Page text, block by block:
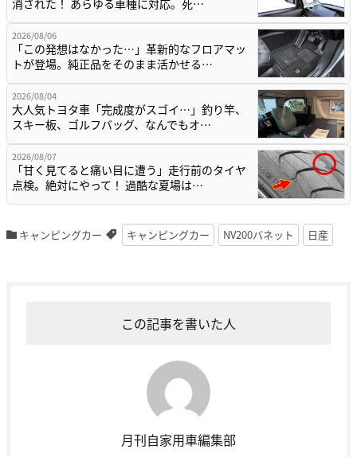
消された！ あらゆる車種に対応。死…
2026/08/06
「この発想はなかった…」革新的なフロアマッ
トが登場。純正品をそのまま活かせる…
2026/08/04
大人気トヨタ車「完成度がスゴイ…」釣り竿、
スキー板、ゴルフバッグ、なんでもオ…
2026/08/07
「甘く見てると痛い目に遭う」走行前のタイヤ
点検。絶対にやって！ 過酷な夏場は…
キャンピングカー キャンピングカー NV200バネット 日産
この記事を書いた人
月刊自家用車編集部